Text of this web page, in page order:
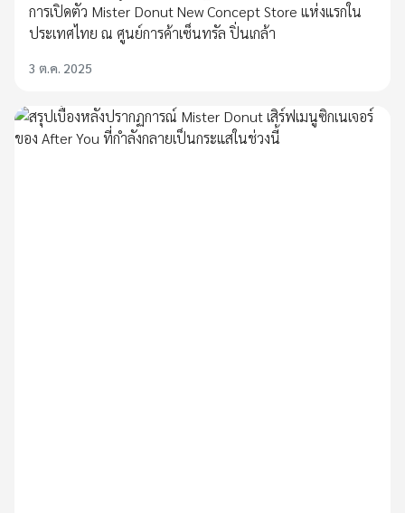
การเปิดตัว Mister Donut New Concept Store แห่งแรกใน
ประเทศไทย ณ ศูนย์การค้าเซ็นทรัล ปิ่นเกล้า
3 ต.ค. 2025